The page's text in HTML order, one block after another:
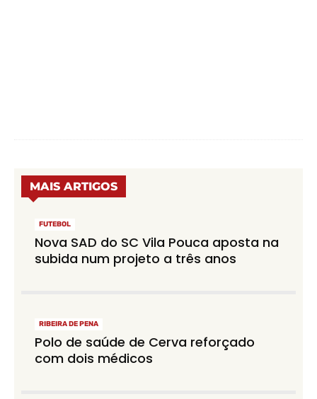
MAIS ARTIGOS
FUTEBOL
Nova SAD do SC Vila Pouca aposta na
subida num projeto a três anos
RIBEIRA DE PENA
Polo de saúde de Cerva reforçado
com dois médicos